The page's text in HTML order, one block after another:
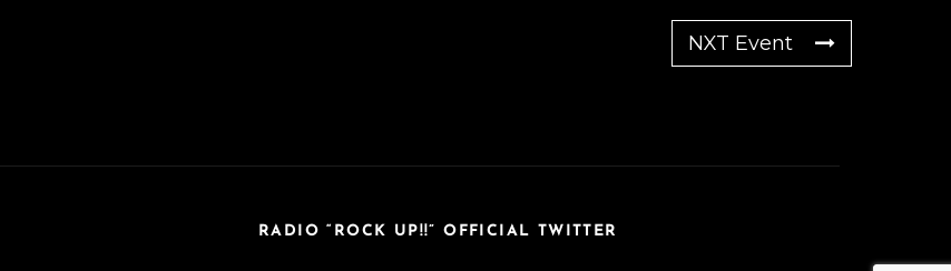
NXT Event
RADIO “ROCK UP!!” OFFICIAL TWITTER